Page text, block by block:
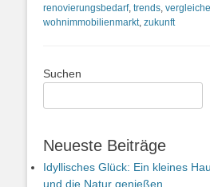
renovierungsbedarf, trends,
wohnimmobilienmarkt, zukunft
Suchen
Neueste Beiträge
Idyllisches Glück: Ein kleines
und die Natur genießen